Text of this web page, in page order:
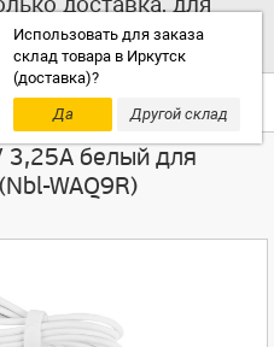
Использовать для заказа
склад товара в Иркутск
(доставка)?
Да
Другой склад
выбирайте
другой склад!
3,25A белый для
WAQ9R)